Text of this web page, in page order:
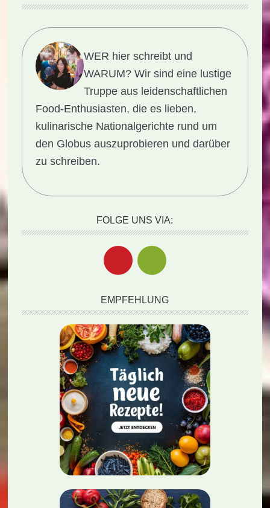
WER hier schreibt und
WARUM? Wir sind eine lustige
Truppe aus leidenschaftlichen
Food-Enthusiasten, die es lieben,
kulinarische Nationalgerichte rund um
den Globus auszuprobieren und darüber
zu schreiben.
FOLGE UNS VIA:
EMPFEHLUNG